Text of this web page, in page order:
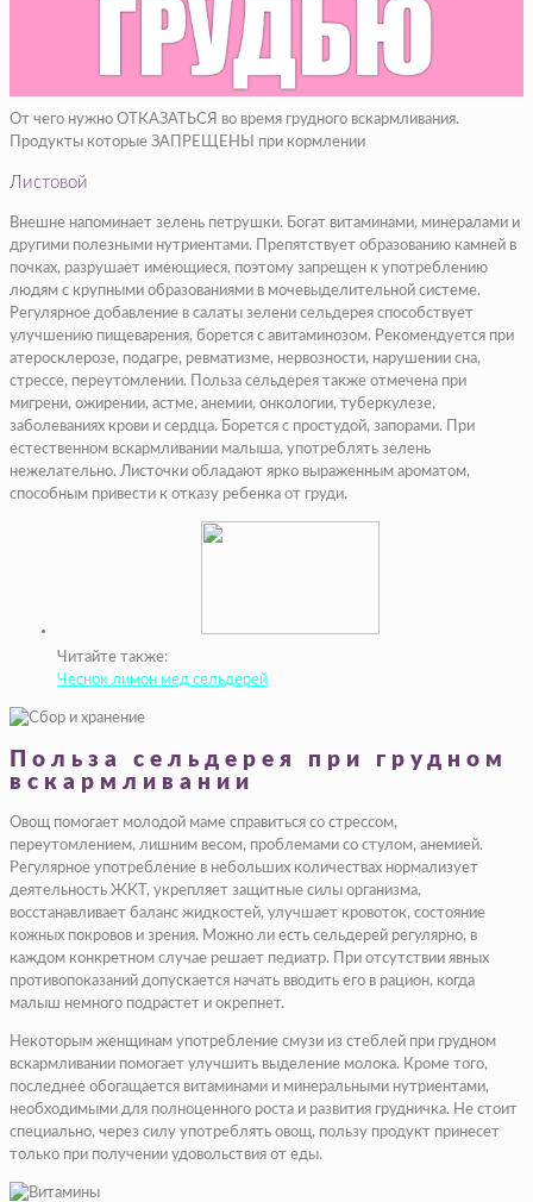
От чего нужно ОТКАЗАТЬСЯ во время грудного вскармливания.
Продукты которые ЗАПРЕЩЕНЫ при кормлении
Листовой
Внешне напоминает зелень петрушки. Богат витаминами, минералами и
другими полезными нутриентами. Препятствует образованию камней в
почках, разрушает имеющиеся, поэтому запрещен к употреблению
людям с крупными образованиями в мочевыделительной системе.
Регулярное добавление в салаты зелени сельдерея способствует
улучшению пищеварения, борется с авитаминозом. Рекомендуется при
атеросклерозе, подагре, ревматизме, нервозности, нарушении сна,
стрессе, переутомлении. Польза сельдерея также отмечена при
мигрени, ожирении, астме, анемии, онкологии, туберкулезе,
заболеваниях крови и сердца. Борется с простудой, запорами. При
естественном вскармливании малыша, употреблять зелень
нежелательно. Листочки обладают ярко выраженным ароматом,
способным привести к отказу ребенка от груди.
Читайте также:
Чеснок лимон мед сельдерей
Польза сельдерея при грудном
вскармливании
Овощ помогает молодой маме справиться со стрессом,
переутомлением, лишним весом, проблемами со стулом, анемией.
Регулярное употребление в небольших количествах нормализует
деятельность ЖКТ, укрепляет защитные силы организма,
восстанавливает баланс жидкостей, улучшает кровоток, состояние
кожных покровов и зрения. Можно ли есть сельдерей регулярно, в
каждом конкретном случае решает педиатр. При отсутствии явных
противопоказаний допускается начать вводить его в рацион, когда
малыш немного подрастет и окрепнет.
Некоторым женщинам употребление смузи из стеблей при грудном
вскармливании помогает улучшить выделение молока. Кроме того,
последнее обогащается витаминами и минеральными нутриентами,
необходимыми для полноценного роста и развития грудничка. Не стоит
специально, через силу употреблять овощ, пользу продукт принесет
только при получении удовольствия от еды.